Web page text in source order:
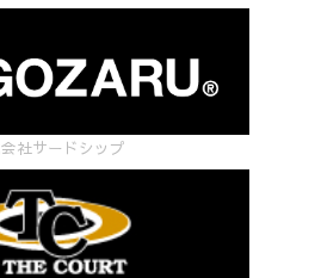
社サードシップ